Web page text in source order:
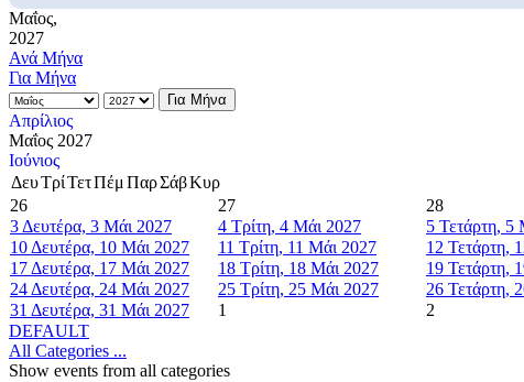
Μαΐος,
2027
Ανά Μήνα
Για Μήνα
Για Μήνα
Απρίλιος
Μαΐος 2027
Ιούνιος
ΔευΤρίΤετΠέμ ΠαρΣάβΚυρ
26
27 28
3 Δευτέρα, 3 Μάι 2027 4 Τρίτη, 4 Μάι 2027 5 Τετάρτη, 5
10 Δευτέρα, 10 Μάι 2027 11 Τρίτη, 11 Μάι 2027 12 Τετάρτη,
17 Δευτέρα, 17 Μάι 2027 18 Τρίτη, 18 Μάι 2027 19 Τετάρτη,
24 Δευτέρα, 24 Μάι 2027 25 Τρίτη, 25 Μάι 2027 26 Τετάρτη,
31 Δευτέρα, 31 Μάι 2027 1 2
DEFAULT
All Categories ...
Show events from all categories